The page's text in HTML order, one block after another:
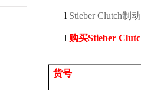
l Stieber Clutch制
l 购买Stieber
货号